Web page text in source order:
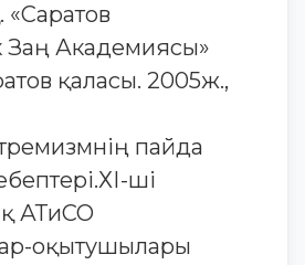
Заң Академиясы»
қаласы. 2005ж.,
пайда
ші
АТиСО
оқытушылары